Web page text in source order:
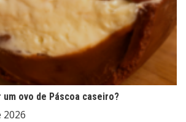
ovo de Páscoa caseiro?
2026